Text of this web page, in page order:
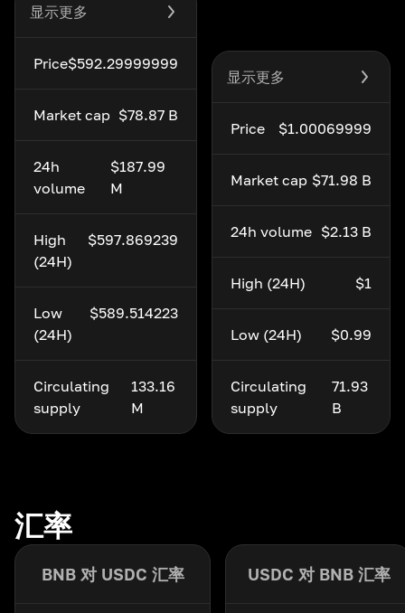
显示更多
Price$592.29999999
Market cap $78.87 B
24h
volume
$187.99
M
High
(24H)
$597.869239
Low
(24H)
$589.514223
Circulating
supply
133.16
M
显示更多
Price $1.00069999
Market cap $71.98 B
24h volume $2.13 B
High (24H) $1
Low (24H) $0.99
Circulating
supply
71.93
B
汇率
BNB 对 USDC 汇率 USDC 对 BNB 汇率